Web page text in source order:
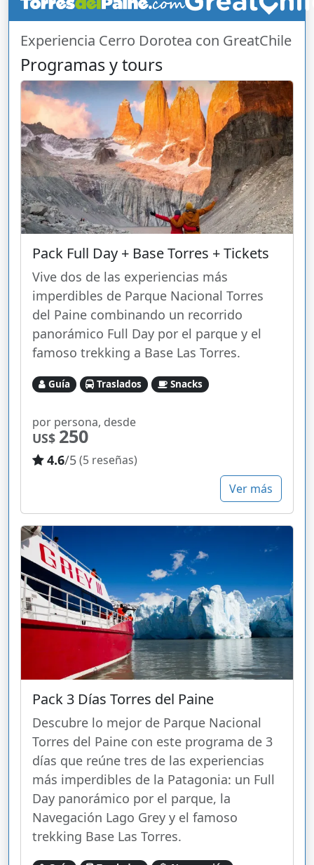
Experiencia Cerro Dorotea con GreatChile
Programas y tours
Pack Full Day + Base Torres + Tickets
Vive dos de las experiencias más
imperdibles de Parque Nacional Torres
del Paine combinando un recorrido
panorámico Full Day por el parque y el
famoso trekking a Base Las Torres.
Guía Traslados Snacks
por persona, desde
US$ 250
4.6/5(5 reseñas)
Ver más
Pack 3 Días Torres del Paine
Descubre lo mejor de Parque Nacional
Torres del Paine con este programa de 3
días que reúne tres de las experiencias
más imperdibles de la Patagonia: un Full
Day panorámico por el parque, la
Navegación Lago Grey y el famoso
trekking Base Las Torres.